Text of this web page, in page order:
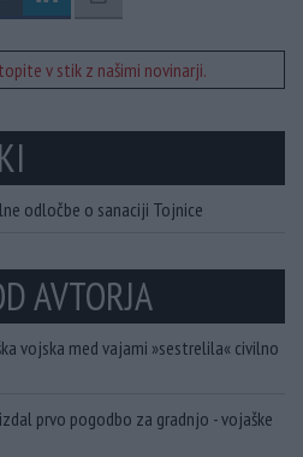
v stik z našimi novinarji.
odločbe o sanaciji Tojnice
AVTORJA
vojska med vajami »sestrelila« civilno
prvo pogodbo za gradnjo - vojaške